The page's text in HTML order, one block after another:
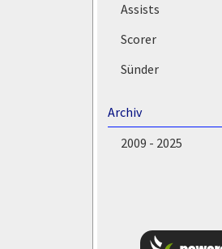
Assists
Scorer
Sünder
Archiv
2009 - 2025